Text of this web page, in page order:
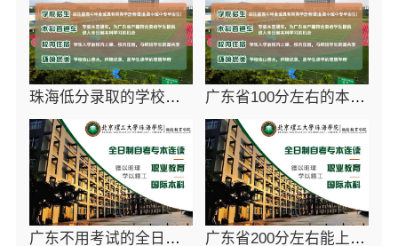
珠海低分录取的学校学费多少-北京理工大学珠海学院继教院 广东省100分左右的本科大学-北京理工大学珠海学院继教院
广东不用考试的全日制大专-北京理工大学珠海学院继教院 广东省200分左右能上的大学-北京理工大学珠海学院继教院